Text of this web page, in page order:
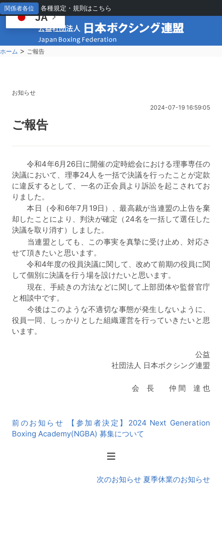
関係者各位 各種規定・規則はこちら
ホーム > ご報告
お知らせ
2024-07-19 16:59:05
ご報告
令和4年6月26日に開催の定時総会における理事専任の
決議において、理事24人を一括で決議を行ったことが定款
に違反するとして、一名の正会員より訴訟を起こされてお
りました。
本日（令和6年7月19日）、最高裁が当連盟の上告を棄
却したことにより、判決が確定（24名を一括して選任した
決議を取り消す）しました。
当連盟としても、この事実を真摯に受け止め、対応さ
せて頂きたいと思います。
令和4年度の役員決議に関して、改めて前期の役員に関
して個別に決議を行う場を設けたいと思います。
現在、手続きの方法などに関して上部団体や監督官庁
と相談中です。
今後はこのような不適切な事態が発生しないように、
役員一同、しっかりとした組織運営を行っていきたいと思
います。
公益
社団法人 日本ボクシング連盟
会 長 仲 間 達 也
後
の
前のお知らせ 【参加者決定】2024 Next Generation
Boxing Academy(NGBA) 募集について
次のお知らせ 夏季休業のお知らせ
JA